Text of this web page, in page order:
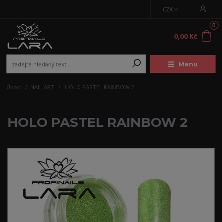
Menu
CZK
0
0,00 Kč
Úvod NAIL ART HOLO PASTEL RAINBOW 2
HOLO PASTEL RAINBOW 2